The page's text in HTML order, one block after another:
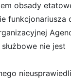
obsady
funkcjonariusza
nie jest